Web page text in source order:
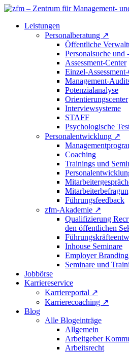
Leistungen
Personalberatung ↗
Öffentliche
Personalsuche und
Assessment-Center
Einzel-
Management-
Potenzialanalyse
Orientierungscenter
Interviewsysteme
STAFF
Psychologische
Personalentwicklung ↗
Coaching
Trainings und
Führungsfeedback
zfm-Akademie ↗
Qualifizierung
den öffentlichen
Inhouse Seminare
Employer
Seminare und
Jobbörse
Karriereservice
Karriereportal ↗
Karrierecoaching ↗
Blog
Alle Blogeinträge
Allgemein
Arbeitgeber
Arbeitsrecht